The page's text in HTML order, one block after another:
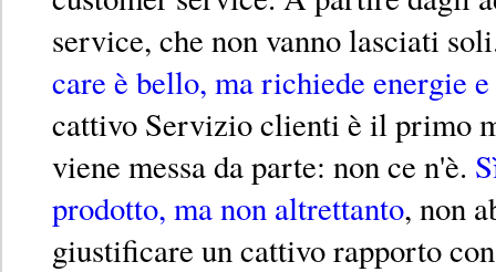
service, che non vanno lasciati
care è bello, ma richiede energie
cattivo Servizio clienti è il primo
viene messa da parte: non ce n'è.
prodotto, ma non altrettanto, non
giustificare un cattivo rapporto